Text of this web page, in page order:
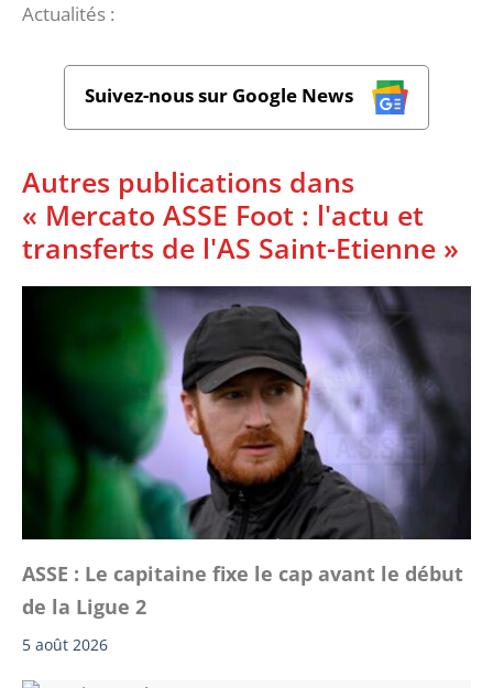
Actualités :
Suivez-nous sur Google News
Autres publications dans
« Mercato ASSE Foot : l'actu et
transferts de l'AS Saint-Etienne »
ASSE : Le capitaine fixe le cap avant le début
de la Ligue 2
5 août 2026